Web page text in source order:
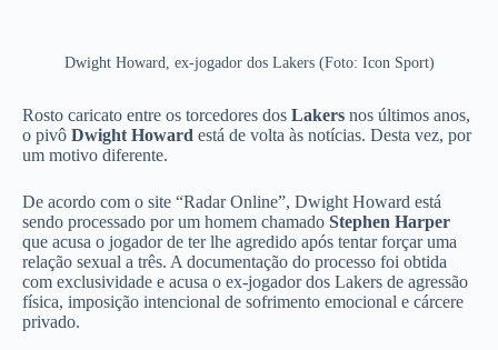
Dwight Howard, ex-jogador dos Lakers (Foto: Icon Sport)
Rosto caricato entre os torcedores dos Lakers nos últimos anos,
o pivô Dwight Howard está de volta às notícias. Desta vez, por
um motivo diferente.
De acordo com o site “Radar Online”, Dwight Howard está
sendo processado por um homem chamado Stephen Harper
que acusa o jogador de ter lhe agredido após tentar forçar uma
relação sexual a três. A documentação do processo foi obtida
com exclusividade e acusa o ex-jogador dos Lakers de agressão
física, imposição intencional de sofrimento emocional e cárcere
privado.